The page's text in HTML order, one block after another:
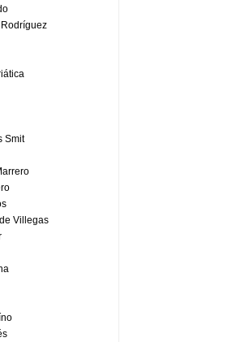
Smit
Villegas